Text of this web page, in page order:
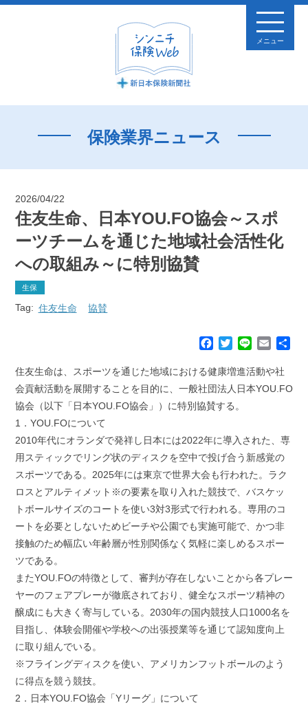
メニュー
保険業界ニュース
2026/04/22
住友生命、日本YOU.FO協会～スポ
ーツチームを通じた地域社会活性化
への取組み～に特別協賛
生保
Tag: 住友生命 協賛
c
e
o
k
T
i
e
n
e
E
a
i
住友生命は、スポーツを通じた地域における健康増進活動や社
会貢献活動を展開することを目的に、一般社団法人日本YOU.FO
協会（以下「日本YOU.FO協会」）に特別協賛する。
1．YOU.FOについて
2010年代にオランダで発祥し日本には2022年に導入された、専
用スティックでリング状のディスクを空中で投げ合う新感覚の
スポーツである。2025年には東京で世界大会も行われた。ラク
ロスとアルティメット※の要素を取り入れた競技で、バスケッ
トボールサイズのコートを使い3対3形式で行われる。専用のコ
ートを必要としないためビーチや公園でも実施可能で、かつ非
接触のため幅広い年齢層が性別関係なく気軽に楽しめるスポー
ツである。
またYOU.FOの特徴として、審判が存在しないことから各プレー
ヤーのフェアプレーが徹底されており、健全なスポーツ精神の
醸成にも大きく寄与している。2030年の国内競技人口1000名を
目指し、体験会開催や学校への出張授業等を通じて認知度向上
に取り組んでいる。
※フライングディスクを使い、アメリカンフットボールのよう
に得点を競う競技。
2．日本YOU.FO協会「Yリーグ」について